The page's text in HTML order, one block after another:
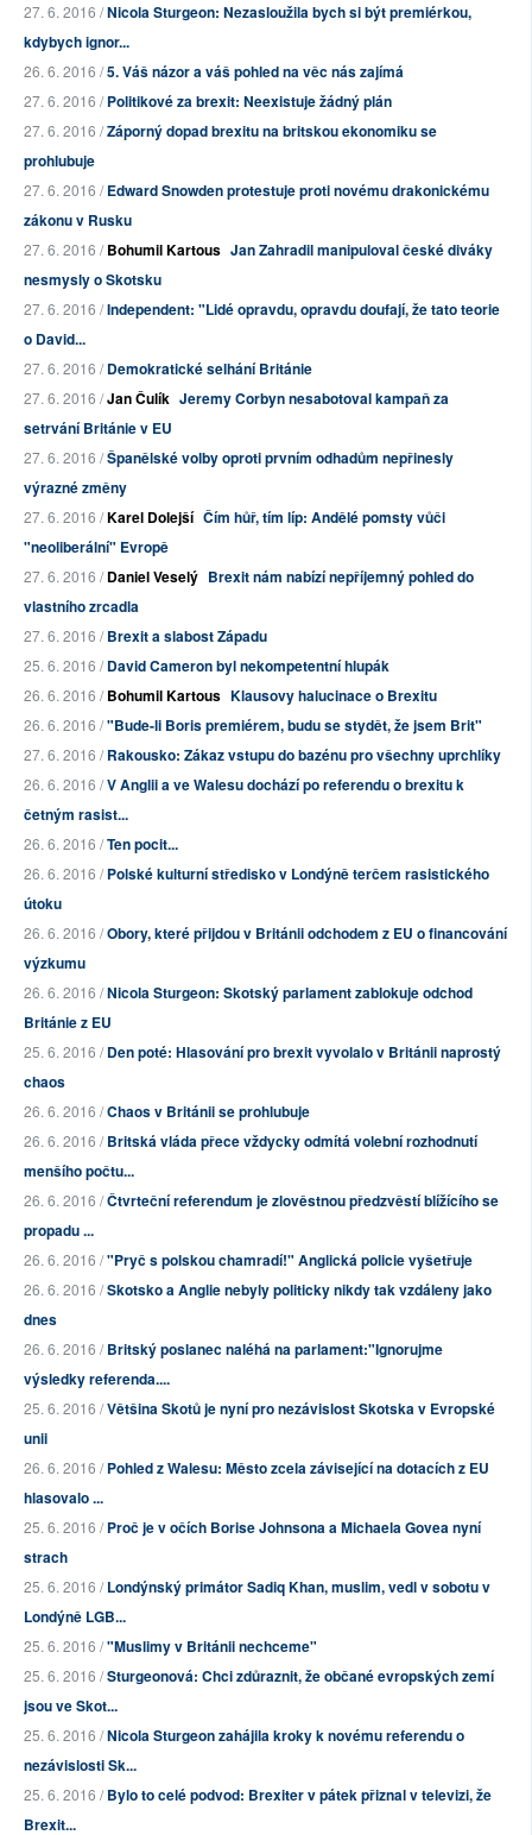
27. 6. 2016 /Nicola Sturgeon: Nezasloužila bych si být premiérkou,
kdybych ignor...
26. 6. 2016 /5. Váš názor a váš pohled na věc nás zajímá
27. 6. 2016 /Politikové za brexit: Neexistuje žádný plán
27. 6. 2016 /Záporný dopad brexitu na britskou ekonomiku se
prohlubuje
27. 6. 2016 /Edward Snowden protestuje proti novému drakonickému
zákonu v Rusku
27. 6. 2016 /Bohumil Kartous Jan Zahradil manipuloval české diváky
nesmysly o Skotsku
27. 6. 2016 /Independent: "Lidé opravdu, opravdu doufají, že tato teorie
o David...
27. 6. 2016 /Demokratické selhání Británie
27. 6. 2016 /Jan Čulík Jeremy Corbyn nesabotoval kampaň za
setrvání Británie v EU
27. 6. 2016 /Španělské volby oproti prvním odhadům nepřinesly
výrazné změny
27. 6. 2016 /Karel Dolejší Čím hůř, tím líp: Andělé pomsty vůči
"neoliberální" Evropě
27. 6. 2016 /Daniel Veselý Brexit nám nabízí nepříjemný pohled do
vlastního zrcadla
27. 6. 2016 /Brexit a slabost Západu
25. 6. 2016 /David Cameron byl nekompetentní hlupák
26. 6. 2016 /Bohumil Kartous Klausovy halucinace o Brexitu
26. 6. 2016 /"Bude-li Boris premiérem, budu se stydět, že jsem Brit"
27. 6. 2016 /Rakousko: Zákaz vstupu do bazénu pro všechny uprchlíky
26. 6. 2016 /V Anglii a ve Walesu dochází po referendu o brexitu k
četným rasist...
26. 6. 2016 /Ten pocit...
26. 6. 2016 /Polské kulturní středisko v Londýně terčem rasistického
útoku
26. 6. 2016 /Obory, které přijdou v Británii odchodem z EU o financování
výzkumu
26. 6. 2016 /Nicola Sturgeon: Skotský parlament zablokuje odchod
Británie z EU
25. 6. 2016 /Den poté: Hlasování pro brexit vyvolalo v Británii naprostý
chaos
26. 6. 2016 /Chaos v Británii se prohlubuje
26. 6. 2016 /Britská vláda přece vždycky odmítá volební rozhodnutí
menšího počtu...
26. 6. 2016 /Čtvrteční referendum je zlověstnou předzvěstí blížícího se
propadu ...
26. 6. 2016 /"Pryč s polskou chamradí!" Anglická policie vyšetřuje
26. 6. 2016 /Skotsko a Anglie nebyly politicky nikdy tak vzdáleny jako
dnes
26. 6. 2016 /Britský poslanec naléhá na parlament:"Ignorujme
výsledky referenda....
25. 6. 2016 /Většina Skotů je nyní pro nezávislost Skotska v Evropské
unii
26. 6. 2016 /Pohled z Walesu: Město zcela závisející na dotacích z EU
hlasovalo ...
25. 6. 2016 /Proč je v očích Borise Johnsona a Michaela Govea nyní
strach
25. 6. 2016 /Londýnský primátor Sadiq Khan, muslim, vedl v sobotu v
Londýně LGB...
25. 6. 2016 /"Muslimy v Británii nechceme"
25. 6. 2016 /Sturgeonová: Chci zdůraznit, že občané evropských zemí
jsou ve Skot...
25. 6. 2016 /Nicola Sturgeon zahájila kroky k novému referendu o
nezávislosti Sk...
25. 6. 2016 /Bylo to celé podvod: Brexiter v pátek přiznal v televizi, že
Brexit...